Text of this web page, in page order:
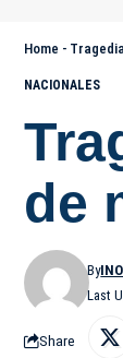
Home -
NACIONALES
de
Last
By
Share